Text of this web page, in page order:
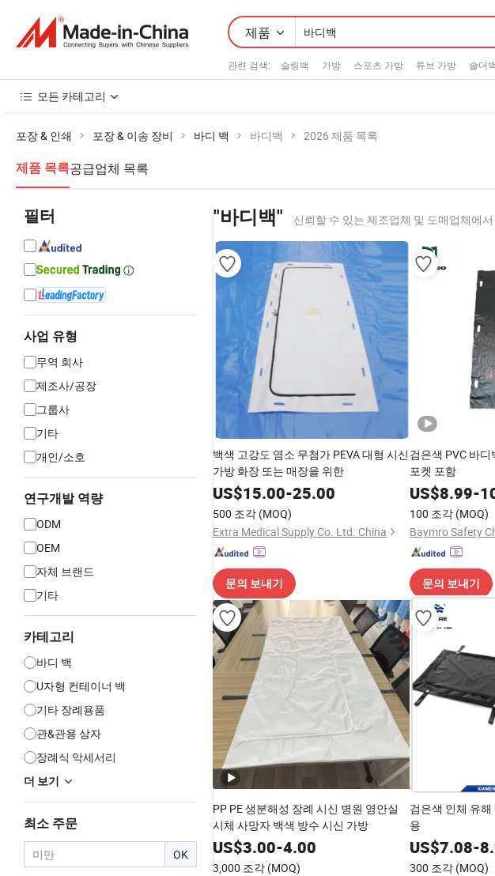
제품
관련 검색: 슬링백 가방 스포츠 가방 튜브 가방 숄더
모든 카테고리
포장 & 인쇄 포장 & 이송 장비 바디 백 바디백 2026 제품 목록
제품 목록공급업체 목록
필터
사업 유형
무역 회사
제조사/공장
그룹사
기타
개인/소호
연구개발 역량
ODM
OEM
자체 브랜드
기타
카테고리
바디 백
U자형 컨테이너 백
기타 장례용품
관&관용 상자
장례식 악세서리
더 보기
최소 주문
OK
"바디백" 신뢰할 수 있는 제조업체 및 도매업체에
백색 고강도 염소 무첨가 PEVA 대형 시신
가방 화장 또는 매장을 위한
US$15.00-25.00
500 조각 (MOQ)
Extra Medical Supply Co. Ltd. China
문의 보내기
검은색 PVC 바디
포켓 포함
US$8.99-
100 조각 (MOQ)
Baymro Safety
문의 보내기
PP PE 생분해성 장례 시신 병원 영안실
시체 사망자 백색 방수 시신 가방
US$3.00-4.00
3,000 조각 (MOQ)
검은색 인체 유
용
US$7.08-
300 조각 (MOQ)